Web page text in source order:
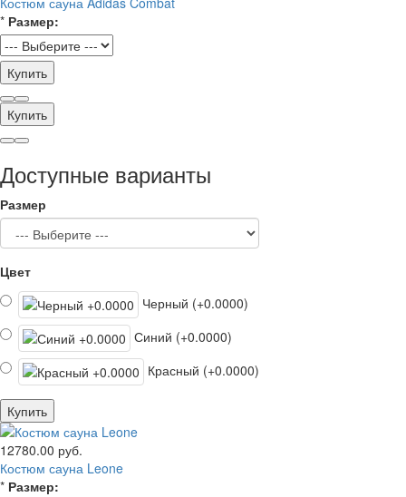
* Размер:
Купить
Купить
Доступные варианты
Размер
Цвет
Черный (+0.0000)
Синий (+0.0000)
Красный (+0.0000)
Купить
12780.00 руб.
Костюм сауна Leone
* Размер: